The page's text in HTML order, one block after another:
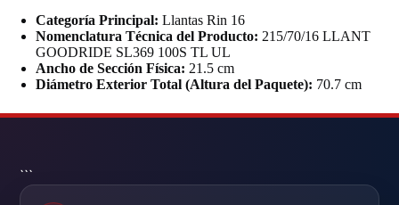
Categoría Principal: Llantas Rin 16
Nomenclatura Técnica del Producto: 215/70/16 LLANT
GOODRIDE SL369 100S TL UL
Ancho de Sección Física: 21.5 cm
Diámetro Exterior Total (Altura del Paquete): 70.7 cm
```